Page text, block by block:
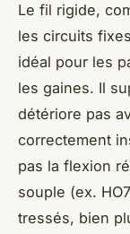
Le fil rigide,
les circuits
idéal pour les
les gaines. Il
détériore pas
correctement
pas la flexion
souple (ex.
tressés, bien